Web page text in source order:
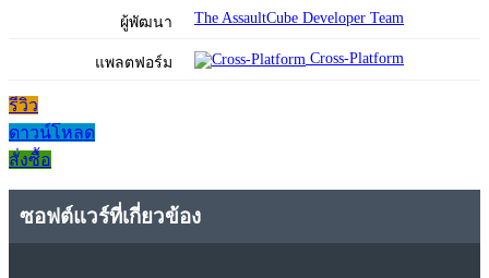
ผู้พัฒนา The AssaultCube Developer Team
แพลตฟอร์ม Cross-Platform
รีวิว
ดาวน์โหลด
สั่งซื้อ
ซอฟต์แวร์ที่เกี่ยวข้อง